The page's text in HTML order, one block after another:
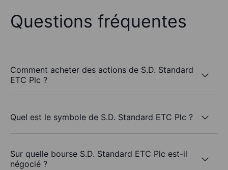
Questions fréquentes
Comment acheter des actions de S.D. Standard
ETC Plc ?
Quel est le symbole de S.D. Standard ETC Plc ?
Sur quelle bourse S.D. Standard ETC Plc est-il
négocié ?